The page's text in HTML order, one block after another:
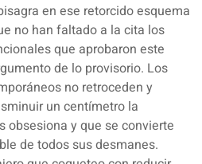
en ese retorcido esquema
no han faltado a la cita los
que aprobaron este
de lo provisorio. Los
no retroceden y
un centímetro la
obsesiona y que se convierte
de todos sus desmanes.